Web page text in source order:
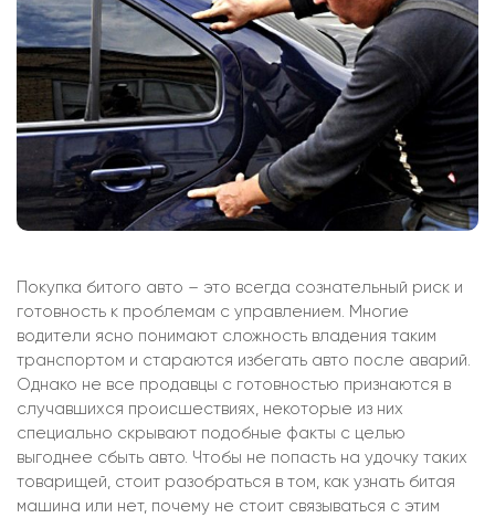
Покупка битого авто – это всегда сознательный риск и
готовность к проблемам с управлением. Многие
водители ясно понимают сложность владения таким
транспортом и стараются избегать авто после аварий.
Однако не все продавцы с готовностью признаются в
случавшихся происшествиях, некоторые из них
специально скрывают подобные факты с целью
выгоднее сбыть авто. Чтобы не попасть на удочку таких
товарищей, стоит разобраться в том, как узнать битая
машина или нет, почему не стоит связываться с этим